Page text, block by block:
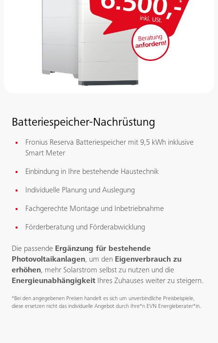
Batteriespeicher-Nachrüstung
Fronius Reserva Batteriespeicher mit 9,5 kWh inklusive
Smart Meter
Einbindung in Ihre bestehende Haustechnik
Individuelle Planung und Auslegung
Fachgerechte Montage und Inbetriebnahme
Förderberatung und Förderabwicklung
Die passende Ergänzung für bestehende
Photovoltaikanlagen, um den Eigenverbrauch zu
erhöhen, mehr Solarstrom selbst zu nutzen und die
Energieunabhängigkeit Ihres Zuhauses weiter zu steigern.
*Bei den angegebenen Preisen handelt es sich um unverbindliche Preisbeispiele,
diese ersetzen nicht das individuelle Angebot durch Ihre*n EVN Energieberater*in.